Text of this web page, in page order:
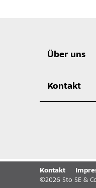
Über uns
Kontakt
Kontakt
©2026 Sto SE &